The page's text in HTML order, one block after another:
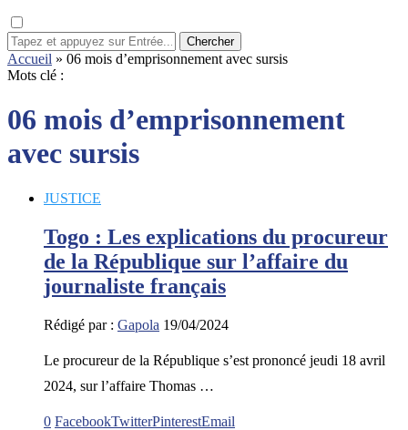
Chercher
Accueil » 06 mois d’emprisonnement avec sursis
Mots clé :
06 mois d’emprisonnement
avec sursis
JUSTICE
Togo : Les explications du procureur
de la République sur l’affaire du
journaliste français
Rédigé par : Gapola 19/04/2024
Le procureur de la République s’est prononcé jeudi 18 avril
2024, sur l’affaire Thomas …
0 FacebookTwitterPinterestEmail